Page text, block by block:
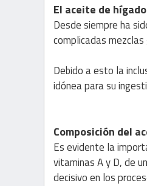
El aceite de
Desde siempre ha
complicadas
Debido a esto la
idónea para su
Composición del
Es evidente la
vitaminas A y D, de
decisivo en los